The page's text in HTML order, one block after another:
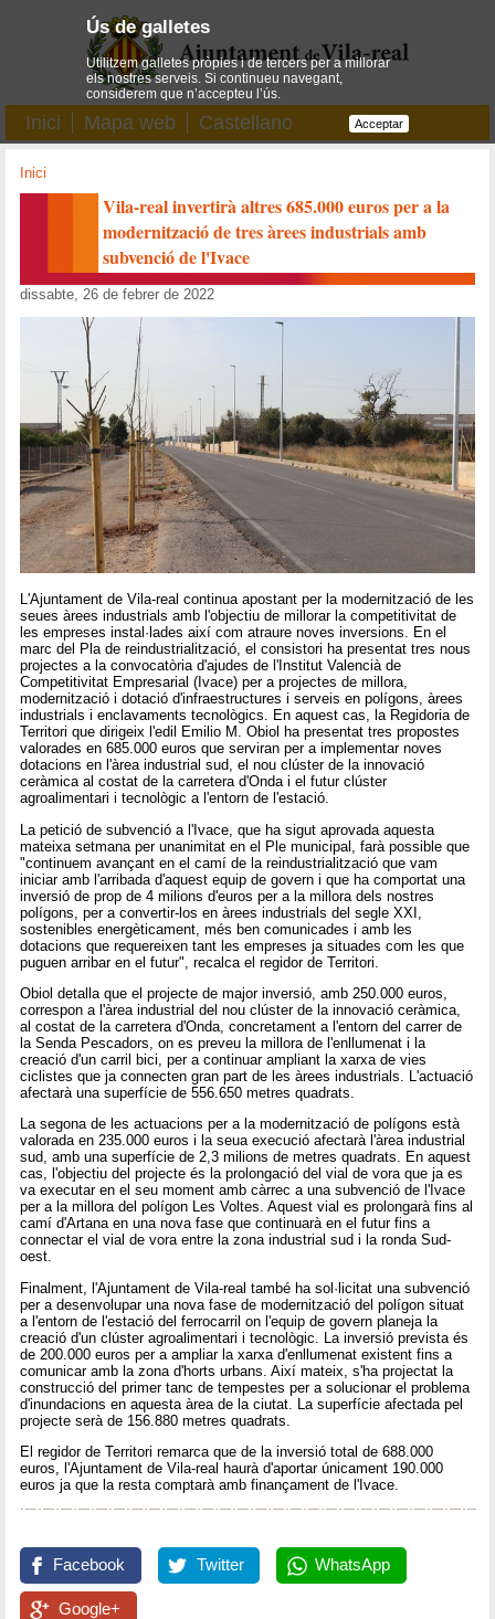
Inici Mapa web Castellano
Inici
Vila-real invertirà altres 685.000 euros per a la
modernització de tres àrees industrials amb
subvenció de l'Ivace
dissabte, 26 de febrer de 2022
L'Ajuntament de Vila-real continua apostant per la modernització de les
seues àrees industrials amb l'objectiu de millorar la competitivitat de
les empreses instal·lades així com atraure noves inversions. En el
marc del Pla de reindustrialització, el consistori ha presentat tres nous
projectes a la convocatòria d'ajudes de l'Institut Valencià de
Competitivitat Empresarial (Ivace) per a projectes de millora,
modernització i dotació d'infraestructures i serveis en polígons, àrees
industrials i enclavaments tecnològics. En aquest cas, la Regidoria de
Territori que dirigeix l'edil Emilio M. Obiol ha presentat tres propostes
valorades en 685.000 euros que serviran per a implementar noves
dotacions en l'àrea industrial sud, el nou clúster de la innovació
ceràmica al costat de la carretera d'Onda i el futur clúster
agroalimentari i tecnològic a l'entorn de l'estació.
La petició de subvenció a l'Ivace, que ha sigut aprovada aquesta
mateixa setmana per unanimitat en el Ple municipal, farà possible que
"continuem avançant en el camí de la reindustrialització que vam
iniciar amb l'arribada d'aquest equip de govern i que ha comportat una
inversió de prop de 4 milions d'euros per a la millora dels nostres
polígons, per a convertir-los en àrees industrials del segle XXI,
sostenibles energèticament, més ben comunicades i amb les
dotacions que requereixen tant les empreses ja situades com les que
puguen arribar en el futur", recalca el regidor de Territori.
Obiol detalla que el projecte de major inversió, amb 250.000 euros,
correspon a l'àrea industrial del nou clúster de la innovació ceràmica,
al costat de la carretera d'Onda, concretament a l'entorn del carrer de
la Senda Pescadors, on es preveu la millora de l'enllumenat i la
creació d'un carril bici, per a continuar ampliant la xarxa de vies
ciclistes que ja connecten gran part de les àrees industrials. L'actuació
afectarà una superfície de 556.650 metres quadrats.
La segona de les actuacions per a la modernització de polígons està
valorada en 235.000 euros i la seua execució afectarà l'àrea industrial
sud, amb una superfície de 2,3 milions de metres quadrats. En aquest
cas, l'objectiu del projecte és la prolongació del vial de vora que ja es
va executar en el seu moment amb càrrec a una subvenció de l'Ivace
per a la millora del polígon Les Voltes. Aquest vial es prolongarà fins al
camí d'Artana en una nova fase que continuarà en el futur fins a
connectar el vial de vora entre la zona industrial sud i la ronda Sud-
oest.
Finalment, l'Ajuntament de Vila-real també ha sol·licitat una subvenció
per a desenvolupar una nova fase de modernització del polígon situat
a l'entorn de l'estació del ferrocarril on l'equip de govern planeja la
creació d'un clúster agroalimentari i tecnològic. La inversió prevista és
de 200.000 euros per a ampliar la xarxa d'enllumenat existent fins a
comunicar amb la zona d'horts urbans. Així mateix, s'ha projectat la
construcció del primer tanc de tempestes per a solucionar el problema
d'inundacions en aquesta àrea de la ciutat. La superfície afectada pel
projecte serà de 156.880 metres quadrats.
El regidor de Territori remarca que de la inversió total de 688.000
euros, l'Ajuntament de Vila-real haurà d'aportar únicament 190.000
euros ja que la resta comptarà amb finançament de l'Ivace.
Facebook Twitter WhatsApp
Google+
Ús de galletes
Utilitzem galletes pròpies i de tercers per a millorar
els nostres serveis. Si continueu navegant,
considerem que n’accepteu l’ús.
Acceptar